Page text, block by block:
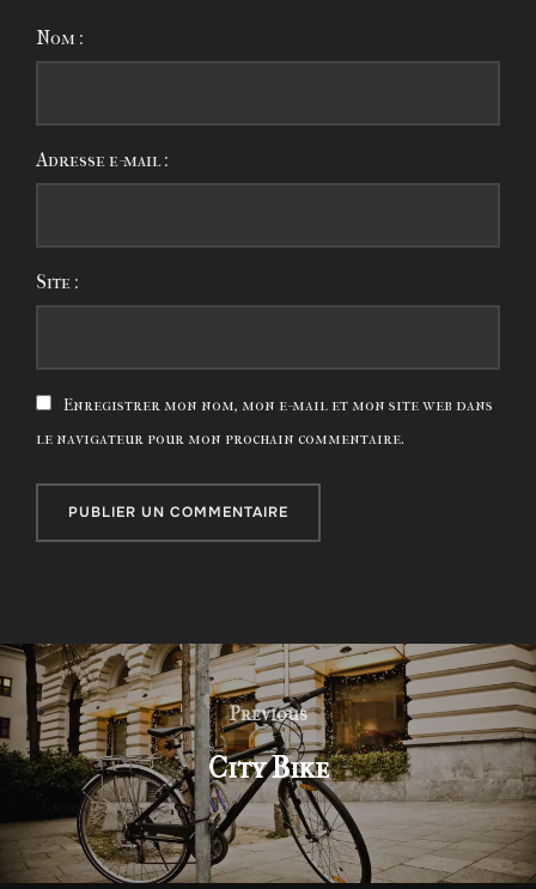
Nom :
Adresse e-mail :
Site :
Enregistrer mon nom, mon e-mail et mon site web dans
le navigateur pour mon prochain commentaire.
Navigation
de
l’article
Previous
Previous
City Bike